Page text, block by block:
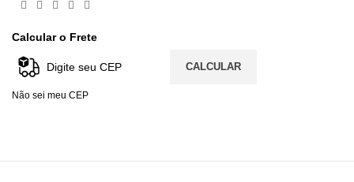
Calcular o Frete
CALCULAR
Não sei meu CEP